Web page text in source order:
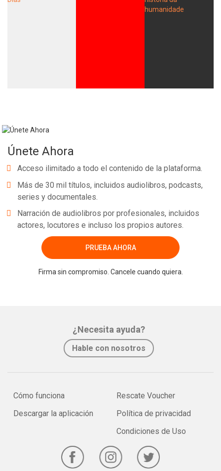
Únete Ahora
Acceso ilimitado a todo el contenido de la plataforma.
Más de 30 mil títulos, incluidos audiolibros, podcasts,
series y documentales.
Narración de audiolibros por profesionales, incluidos
actores, locutores e incluso los propios autores.
PRUEBA AHORA
Firma sin compromiso. Cancele cuando quiera.
¿Necesita ayuda?
Hable con nosotros
Cómo funciona
Descargar la aplicación
Rescate Voucher
Política de privacidad
Condiciones de Uso